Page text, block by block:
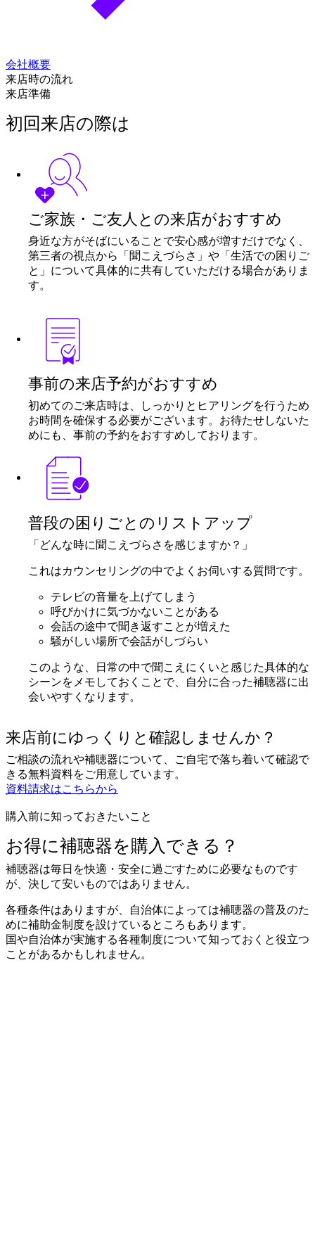
来店時の流れ
来店準備
初回来店の際は
ご家族・ご友人との来店がおすすめ
身近な方がそばにいることで安心感が増すだけでなく、
第三者の視点から「聞こえづらさ」や「生活での困りご
と」について具体的に共有していただける場合がありま
す。
事前の来店予約がおすすめ
初めてのご来店時は、しっかりとヒアリングを行うため
お時間を確保する必要がございます。お待たせしないた
めにも、事前の予約をおすすめしております。
普段の困りごとのリストアップ
「どんな時に聞こえづらさを感じますか？」
これはカウンセリングの中でよくお伺いする質問です。
テレビの音量を上げてしまう
呼びかけに気づかないことがある
会話の途中で聞き返すことが増えた
騒がしい場所で会話がしづらい
このような、日常の中で聞こえにくいと感じた具体的な
シーンをメモしておくことで、自分に合った補聴器に出
会いやすくなります。
ご相談の流れや補聴器について、ご自宅で落ち着いて確認で
きる無料資料をご用意しています。
資料請求はこちらから
購入前に知っておきたいこと
お得に補聴器を購入できる？
補聴器は毎日を快適・安全に過ごすために必要なものです
が、決して安いものではありません。
各種条件はありますが、自治体によっては補聴器の普及のた
めに補助金制度を設けているところもあります。
国や自治体が実施する各種制度について知っておくと役立つ
ことがあるかもしれません。